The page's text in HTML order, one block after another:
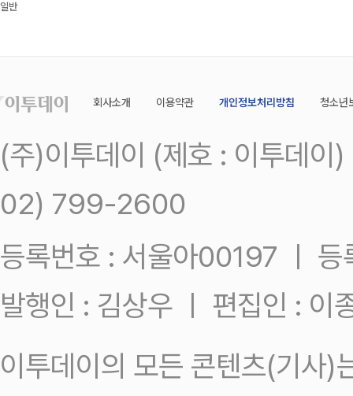
일반
회사소개 이용약관 개인정보처리방침 청소년
(주)이투데이 (제호 : 이투데
02) 799-2600
등록번호 : 서울아00197 ㅣ
발행인 : 김상우 ㅣ 편집인 : 이
이투데이의 모든 콘텐츠(기사)